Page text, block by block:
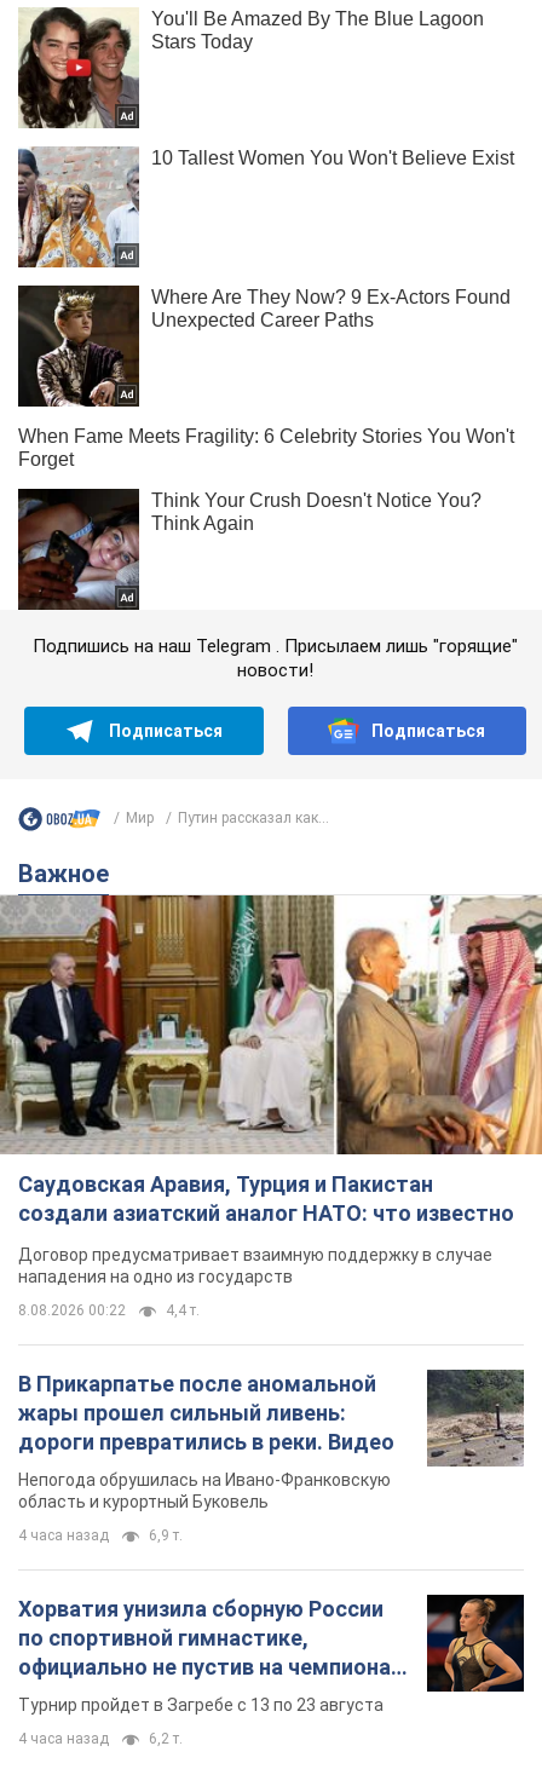
Подпишись на наш Telegram . Присылаем лишь "горящие"
новости!
Подписаться Подписаться
Мир Путин рассказал как...
Важное
Саудовская Аравия, Турция и Пакистан
создали азиатский аналог НАТО: что известно
Договор предусматривает взаимную поддержку в случае
нападения на одно из государств
8.08.2026 00:22 4,4 т.
В Прикарпатье после аномальной
жары прошел сильный ливень:
дороги превратились в реки. Видео
Непогода обрушилась на Ивано-Франковскую
область и курортный Буковель
4 часа назад 6,9 т.
Хорватия унизила сборную России
по спортивной гимнастике,
официально не пустив на чемпионат
Европы основных спортсменов
Турнир пройдет в Загребе с 13 по 23 августа
4 часа назад 6,2 т.